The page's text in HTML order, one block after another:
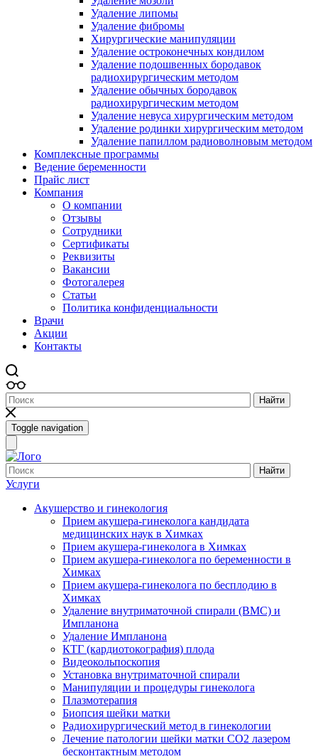
Удаление липомы
Удаление фибромы
Хирургические манипуляции
Удаление остроконечных кондилом
Удаление подошвенных бородавок
радиохирургическим методом
Удаление обычных бородавок
радиохирургическим методом
Удаление невуса хирургическим методом
Удаление родинки хирургическим методом
Удаление папиллом радиоволновым методом
Комплексные программы
Ведение беременности
Прайс лист
Компания
О компании
Отзывы
Сотрудники
Сертификаты
Реквизиты
Вакансии
Фотогалерея
Статьи
Политика конфиденциальности
Врачи
Акции
Контакты
Найти
Toggle navigation
Найти
Услуги
Акушерство и гинекология
Прием акушера-гинеколога кандидата
медицинских наук в Химках
Прием акушера-гинеколога в Химках
Прием акушера-гинеколога по беременности в
Химках
Прием акушера-гинеколога по бесплодию в
Химках
Удаление внутриматочной спирали (ВМС) и
Импланона
Удаление Импланона
КТГ (кардиотокография) плода
Видеокольпоскопия
Установка внутриматочной спирали
Манипуляции и процедуры гинеколога
Плазмотерапия
Биопсия шейки матки
Радиохирургический метод в гинекологии
Лечение патологии шейки матки CO2 лазером
бесконтактным методом